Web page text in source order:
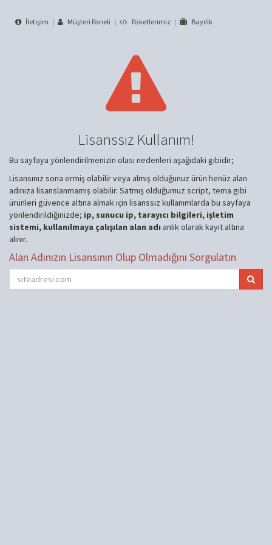
İletişim Müşteri Paneli Paketlerimiz Bayilik
Lisanssız Kullanım!
Bu sayfaya yönlendirilmenizin olası nedenleri aşağıdaki gibidir;
Lisansınız sona ermiş olabilir veya almış olduğunuz ürün henüz alan
adınıza lisanslanmamış olabilir. Satmış olduğumuz script, tema gibi
ürünleri güvence altına almak için lisanssız kullanımlarda bu sayfaya
yönlendirildiğinizde; ip, sunucu ip, tarayıcı bilgileri, işletim
sistemi, kullanılmaya çalışılan alan adı anlık olarak kayıt altına
alınır.
Alan Adınızın Lisansının Olup Olmadığını Sorgulatın